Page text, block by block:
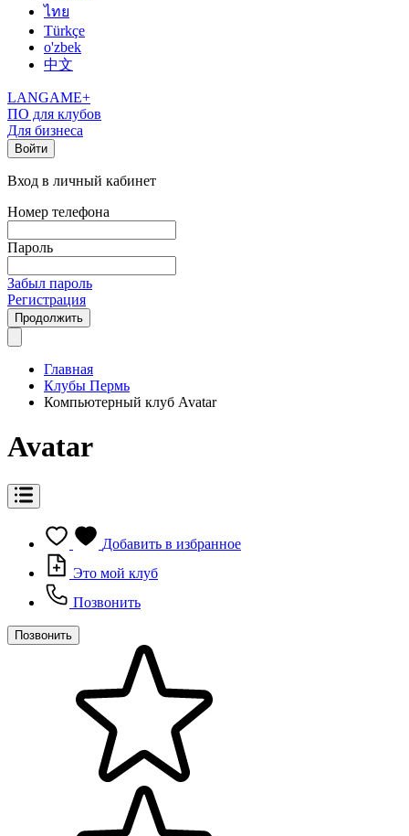
ไทย
Türkçe
o'zbek
中文
LANGAME+
ПО для клубов
Для бизнеса
Войти
Вход в личный кабинет
Номер телефона
Пароль
Забыл пароль
Регистрация
Продолжить
Главная
Клубы Пермь
Компьютерный клуб Avatar
Avatar
Добавить в избранное
Это мой клуб
Позвонить
Позвонить